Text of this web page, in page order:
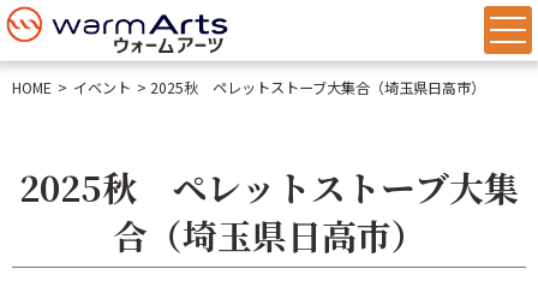
HOME イベント 2025秋 ペレットストーブ大集合（埼玉県日高市）
2025秋 ペレットストーブ大集
合（埼玉県日高市）